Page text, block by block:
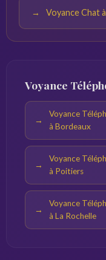
Voyance Chat
Voyance
Voyance
à Bordeaux
Voyance
à Poitiers
Voyance
à La Rochelle